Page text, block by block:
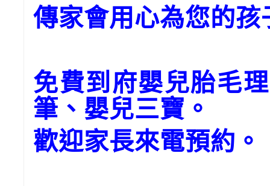
傳家會用心為您的
免費到府嬰兒胎毛
筆、嬰兒三寶。
歡迎家長來電預約。